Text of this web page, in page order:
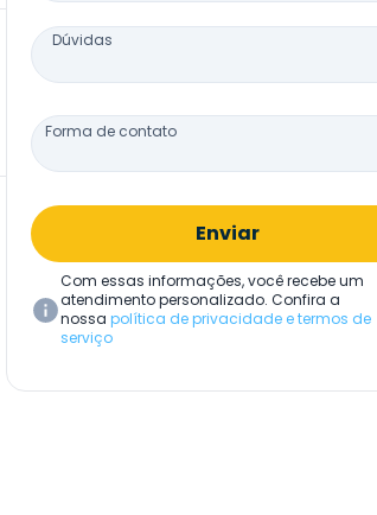
Dúvidas
Forma de contato
Enviar
Com essas informações, você recebe um
atendimento personalizado. Confira a
nossa política de privacidade e termos de
serviço